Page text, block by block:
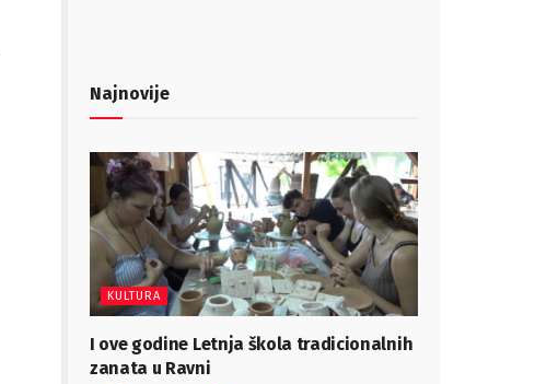
Najnovije
KULTURA
I ove godine Letnja škola tradicionalnih
zanata u Ravni